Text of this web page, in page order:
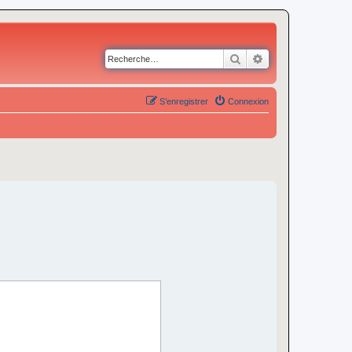
Rechercher
Connexion
S’enregistrer